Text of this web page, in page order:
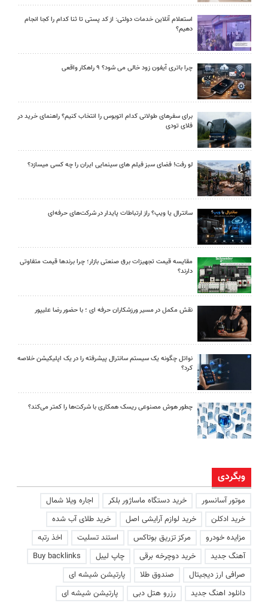
استعلام آنلاین خدمات دولتی: از کد پستی تا ثنا کدام را کجا انجام
دهیم؟
چرا باتری آیفون زود خالی می شود؟ ۹ راهکار واقعی
برای سفرهای طولانی کدام اتوبوس را انتخاب کنیم؟ راهنمای خرید در
فلای تودی
لو رفت! فضای سبز فیلم های سینمایی ایران را چه کسی میسازد؟
سانترال یا ویپ؟ راز ارتباطات پایدار در شرکت‌های حرفه‌ای
مقایسه قیمت تجهیزات برق صنعتی بازار؛ چرا برندها قیمت متفاوتی
دارند؟
نقش مکمل در مسیر ورزشکاران حرفه ای ؛ با حضور رضا علیپور
نواتل چگونه یک سیستم سانترال پیشرفته را در یک اپلیکیشن خلاصه
کرد؟
چطور هوش مصنوعی ریسک همکاری با شرکت‌ها را کمتر می‌کند؟
وبگردی
موتور آسانسور خرید دستگاه ماساژور بلکر
اجاره ویلا شمال
خرید ادکلن
خرید لوازم آرایشی اصل
خرید طلای آب شده
مزایده خودرو
مرکز تزریق بوتاکس استند تسلیت
اخذ رتبه
آهنگ جدید
خرید دوچرخه برقی چاپ لیبل
Buy backlinks
صرافی ارز دیجیتال
صندوق طلا
پارتیشن شیشه ای
دانلود اهنگ جدید
رزرو هتل دبی پارتیشن شیشه ای